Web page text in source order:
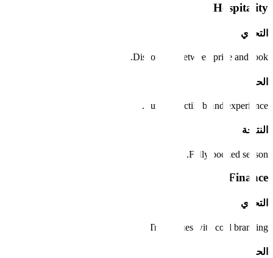
Hospitality
التحدي
Disconnect between price and look.
الحل
Luxury, tactile brand experience.
النتيجة
Fully booked season.
Finance
التحدي
Trust issues with cold branding.
الحل